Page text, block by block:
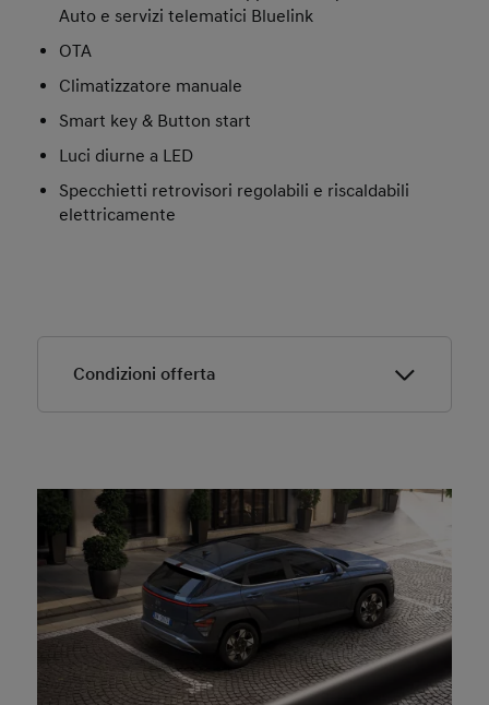
Auto e servizi telematici Bluelink
OTA
Climatizzatore manuale
Smart key & Button start
Luci diurne a LED
Specchietti retrovisori regolabili e riscaldabili
elettricamente
Condizioni offerta
Offerta valida solo presso i concessionari Hyundai
aderenti.
Offerta riferita a KONA 1.0 T-GDI XTech
L’offerta Noleggio Hyundai Renting Business si
applica solo con noleggio a 48 Mesi e fino a 40.000
km, con anticipo di € 4.000 iva esclusa.